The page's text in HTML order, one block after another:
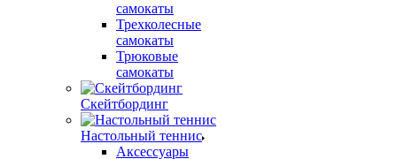
самокаты
Трехколесные
самокаты
Трюковые
самокаты
Скейтбординг
Настольный теннис
Аксессуары